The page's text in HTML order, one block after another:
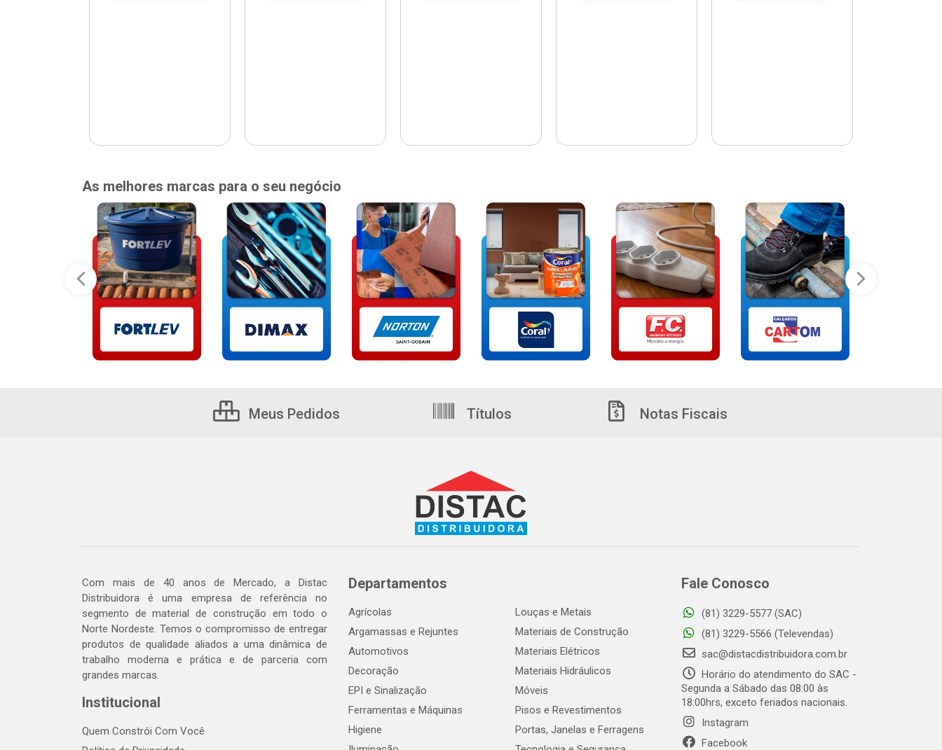
As melhores marcas para o seu negócio
Meus Pedidos Títulos Notas Fiscais
Com mais de 40 anos de Mercado, a Distac
Distribuidora é uma empresa de referência no
segmento de material de construção em todo o
Norte Nordeste. Temos o compromisso de entregar
produtos de qualidade aliados a uma dinâmica de
trabalho moderna e prática e de parceria com
grandes marcas.
Institucional
Quem Constrói Com Você
Departamentos
Agrícolas
Argamassas e Rejuntes
Automotivos
Decoração
EPI e Sinalização
Ferramentas e Máquinas
Higiene
Louças e Metais
Materiais de Construção
Materiais Elétricos
Materiais Hidráulicos
Móveis
Pisos e Revestimentos
Portas, Janelas e Ferragens
Fale Conosco
(81) 3229-5577 (SAC)
(81) 3229-5566 (Televendas)
sac@distacdistribuidora.com.br
Horário do atendimento do SAC -
Segunda a Sábado das 08:00 às
18:00hrs, exceto feriados nacionais.
Instagram
Facebook